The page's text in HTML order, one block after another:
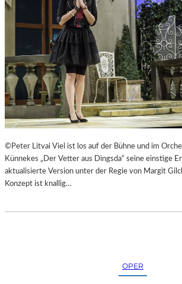
©Peter Litvai Viel ist los auf der Bühne und im
Künnekes „Der Vetter aus Dingsda“ seine einstige
aktualisierte Version unter der Regie von Margit
Konzept ist knallig…
OPER